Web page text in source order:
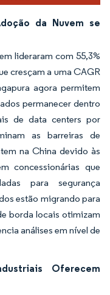
da Nuvem se
lideraram com 55,3%
cresçam a uma CAGR
agora permitem
permanecer dentro
de data centers por
as barreiras de
na China devido às
concessionárias que
para segurança
estão migrando para
borda locais otimizam
análises em nível de
Oferecem